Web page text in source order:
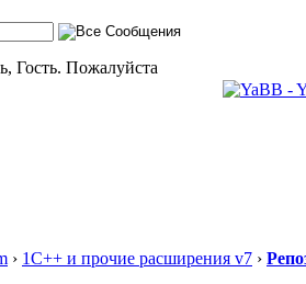
Гость. Пожалуйста
› 1С++ и прочие расширения v7 ›